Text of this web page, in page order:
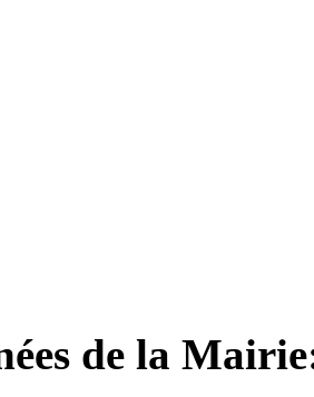
de la